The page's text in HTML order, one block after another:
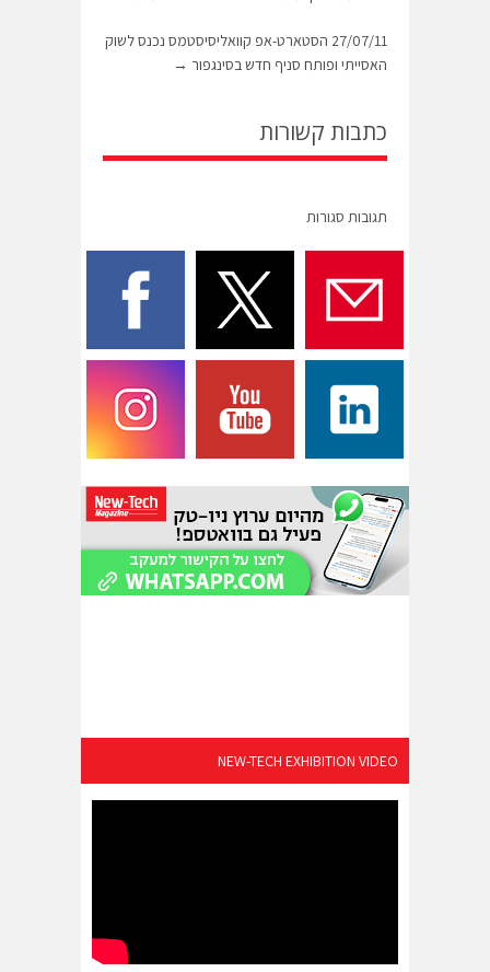
27/07/11 הסטארט-אפ קוואליסיסטמס נכנס לשוק
האסייתי ופותח סניף חדש בסינגפור →
כתבות קשורות
תגובות סגורות
NEW-TECH EXHIBITION VIDEO